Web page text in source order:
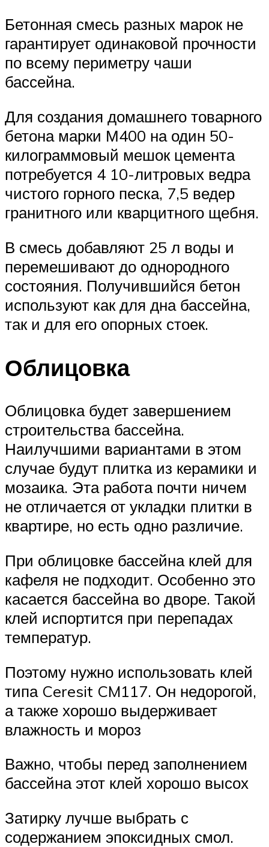
Бетонная смесь разных марок не
гарантирует одинаковой прочности
по всему периметру чаши
бассейна.
Для создания домашнего товарного
бетона марки М400 на один 50-
килограммовый мешок цемента
потребуется 4 10-литровых ведра
чистого горного песка, 7,5 ведер
гранитного или кварцитного щебня.
В смесь добавляют 25 л воды и
перемешивают до однородного
состояния. Получившийся бетон
используют как для дна бассейна,
так и для его опорных стоек.
Облицовка
Облицовка будет завершением
строительства бассейна.
Наилучшими вариантами в этом
случае будут плитка из керамики и
мозаика. Эта работа почти ничем
не отличается от укладки плитки в
квартире, но есть одно различие.
При облицовке бассейна клей для
кафеля не подходит. Особенно это
касается бассейна во дворе. Такой
клей испортится при перепадах
температур.
Поэтому нужно использовать клей
типа Ceresit CM117. Он недорогой,
а также хорошо выдерживает
влажность и мороз
Важно, чтобы перед заполнением
бассейна этот клей хорошо высох
Затирку лучше выбрать с
содержанием эпоксидных смол.